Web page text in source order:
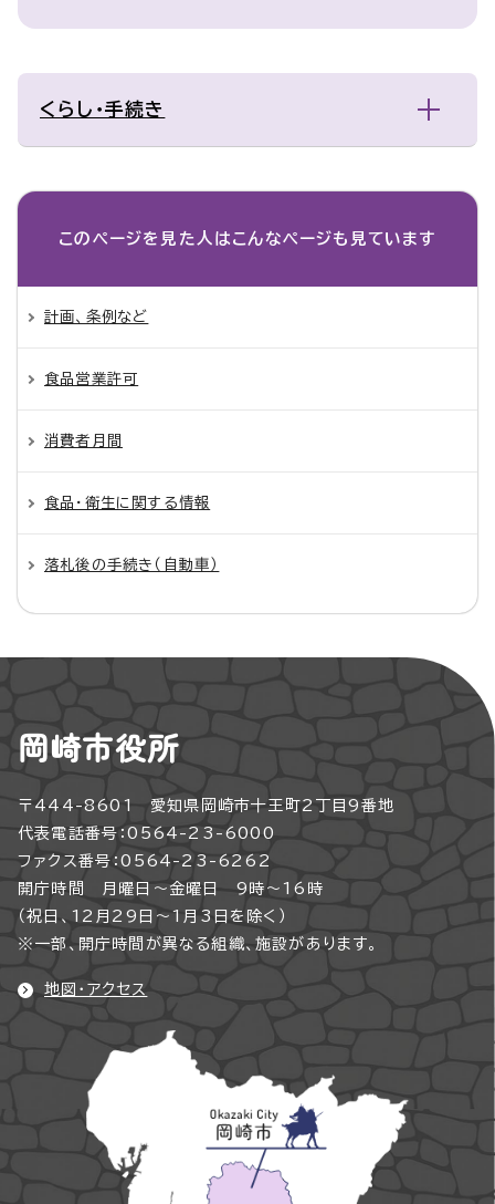
くらし・手続き
このページを見た人は こんなページも見ています
計画、条例など
食品営業許可
消費者月間
食品・衛生に関する情報
落札後の手続き（自動車）
岡崎市役所
〒444-8601 愛知県岡崎市十王町2丁目9番地
代表電話番号：0564-23-6000
ファクス番号：0564-23-6262
開庁時間 月曜日～金曜日 9時～16時
（祝日、12月29日～1月3日を除く）
※一部、開庁時間が異なる組織、施設があります。
地図・アクセス